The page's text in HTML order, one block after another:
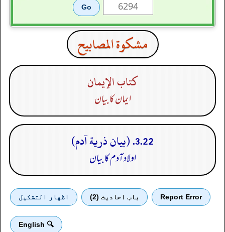
مشكوة المصابيح
كتاب الإيمان
ایمان کا بیان
3.22. (بيان ذرية آدم)
اولاد آدم کا بیان
Report Error باب احادیث (2) اظهار التشكيل
🔍 English